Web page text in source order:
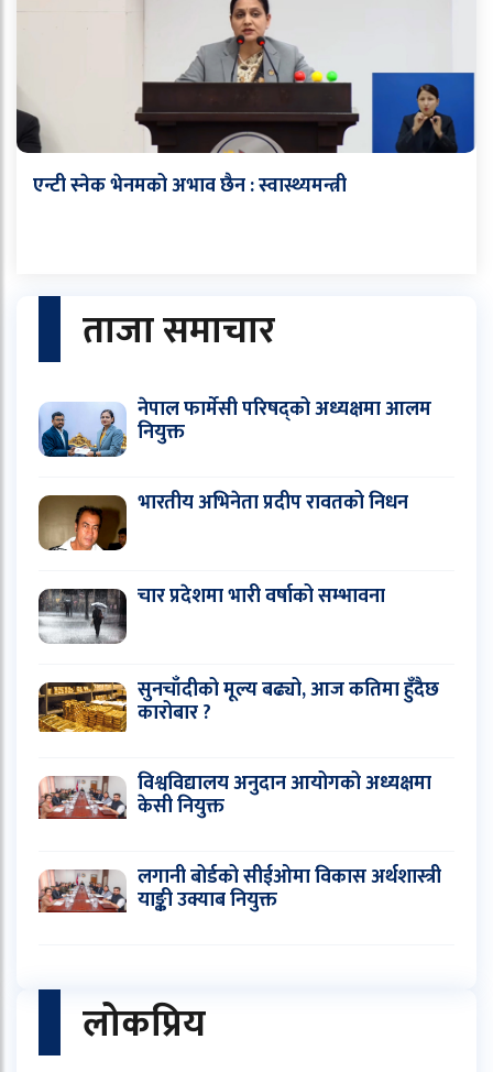
एन्टी स्नेक भेनमको अभाव छैन : स्वास्थ्यमन्त्री
ताजा समाचार
नेपाल फार्मेसी परिषद्को अध्यक्षमा आलम
नियुक्त
भारतीय अभिनेता प्रदीप रावतको निधन
चार प्रदेशमा भारी वर्षाको सम्भावना
सुनचाँदीको मूल्य बढ्यो, आज कतिमा हुँदैछ
कारोबार ?
विश्वविद्यालय अनुदान आयोगको अध्यक्षमा
केसी नियुक्त
लगानी बोर्डको सीईओमा विकास अर्थशास्त्री
याङ्की उक्याब नियुक्त
लोकप्रिय